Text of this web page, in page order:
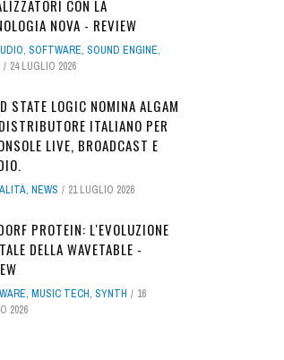
CON LA
NOVA - REVIEW
, SOFTWARE, SOUND ENGINE,
24 LUGLIO 2026
STATE LOGIC NOMINA ALGAM
ITALIANO PER
LIVE, BROADCAST E
, NEWS 21 LUGLIO 2026
PROTEIN: L'EVOLUZIONE
DELLA WAVETABLE -
, MUSIC TECH, SYNTH
16
2026